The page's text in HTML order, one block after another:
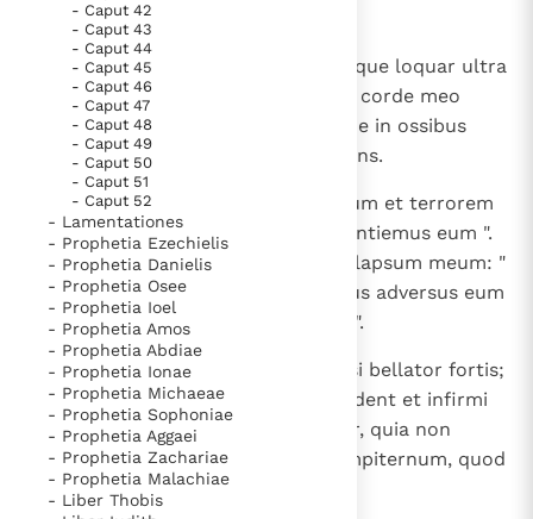
- Caput 42
- Caput 43
- Caput 44
- Caput 45
- Caput 46
- Caput 47
- Caput 48
- Caput 49
- Caput 50
- Caput 51
- Caput 52
- Lamentationes
- Prophetia Ezechielis
- Prophetia Danielis
- Prophetia Osee
- Prophetia Ioel
- Prophetia Amos
- Prophetia Abdiae
- Prophetia Ionae
- Prophetia Michaeae
- Prophetia Sophoniae
- Prophetia Aggaei
- Prophetia Zachariae
- Prophetia Malachiae
- Liber Thobis
tota die.
Et dixi: " Non recordabor eius neque loquar ultra
in nomine illius ". Et factus est in corde meo
quasi ignis exaestuans claususque in ossibus
meis: et defeci, ferre non sustinens.
Audivi enim contumelias multorum et terrorem
in circuitu: " Denuntiate, et denuntiemus eum ".
Omnes pacifici mei observabant lapsum meum: "
Forte decipietur, et praevalebimus adversus eum
et consequemur ultionem ex eo ".
Dominus autem mecum est quasi bellator fortis;
idcirco, qui persequuntur me, cadent et infirmi
erunt. Confundentur vehementer, quia non
prosperati sunt; opprobrium sempiternum, quod
numquam delebitur.